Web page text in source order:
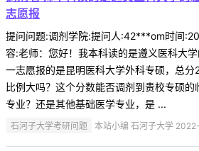
志愿报
提问问题:调剂学院:提问人:42***om时间
容:老师：您好！我本科读的是遵义医科大
一志愿报的是昆明医科大学外科专硕，总
比例大吗？这个分数能否调剂到贵校专硕
专业？还是其他基础医学专业，是 ...
石河子大学考研问题 本站小编 石河子大学